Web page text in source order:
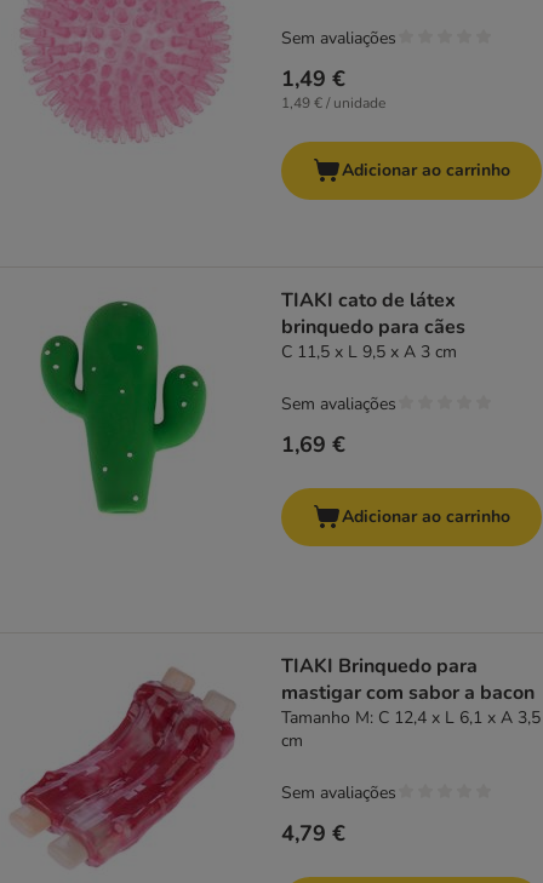
1,49 €
1,49 € / unidade
Sem avaliações
Adicionar ao carrinho
TIAKI cato de látex
brinquedo para cães
C 11,5 x L 9,5 x A 3 cm
1,69 €
Sem avaliações
Adicionar ao carrinho
TIAKI Brinquedo para
mastigar com sabor a bacon
Tamanho M: C 12,4 x L 6,1 x A 3,5
cm
4,79 €
Sem avaliações